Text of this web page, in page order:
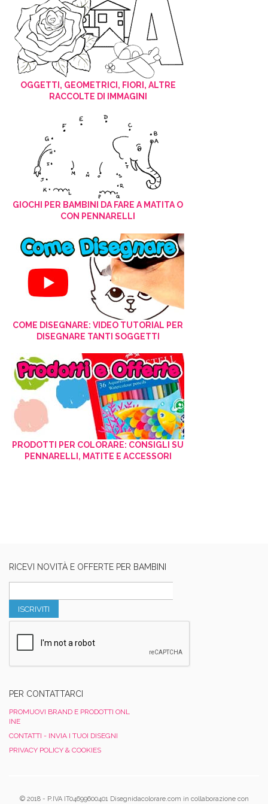
OGGETTI, GEOMETRICI, FIORI, ALTRE
RACCOLTE DI IMMAGINI
GIOCHI PER BAMBINI DA FARE A MATITA O
CON PENNARELLI
COME DISEGNARE: VIDEO TUTORIAL PER
DISEGNARE TANTI SOGGETTI
PRODOTTI PER COLORARE: CONSIGLI SU
PENNARELLI, MATITE E ACCESSORI
RICEVI NOVITÀ E OFFERTE PER BAMBINI
ISCRIVITI
PER CONTATTARCI
PROMUOVI BRAND E PRODOTTI ONL
INE
CONTATTI - INVIA I TUOI DISEGNI
PRIVACY POLICY & COOKIES
© 2018 - P.IVA IT04699600401 Disegnidacolorare.com in collaborazione con